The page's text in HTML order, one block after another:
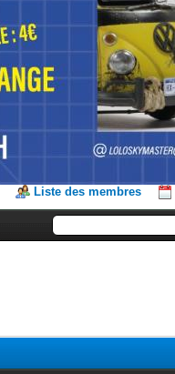
Liste des membres